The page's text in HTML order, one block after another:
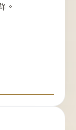
。